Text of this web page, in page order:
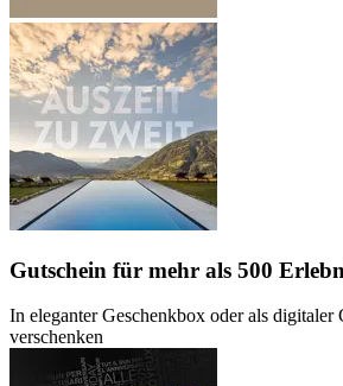
Gutschein für mehr als 500
In eleganter Geschenkbox oder als digitaler
verschenken